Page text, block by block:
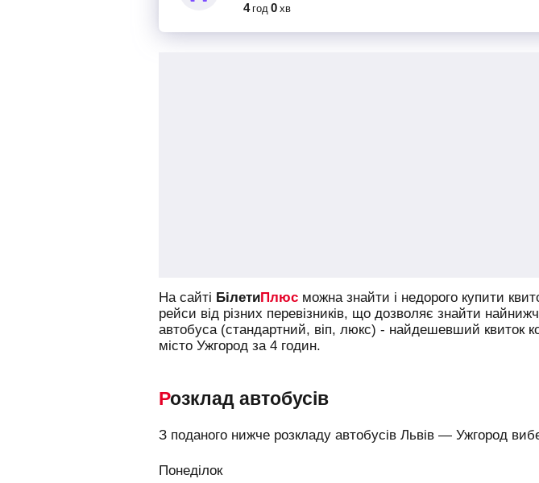
4 год 0 хв
На сайті БілетиПлюс можна знайти і недорого купити
рейси від різних перевізників, що дозволяє знайти
автобуса (стандартний, віп, люкс) - найдешевший квиток
місто Ужгород за 4 годин.
Розклад автобусів
З поданого нижче розкладу автобусів Львів — Ужгород
Понеділок